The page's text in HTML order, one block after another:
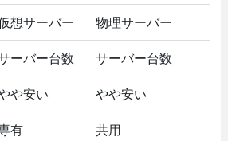
想サーバー 物理サーバー
ーバー台数 サーバー台数
や安い やや安い
有 共用